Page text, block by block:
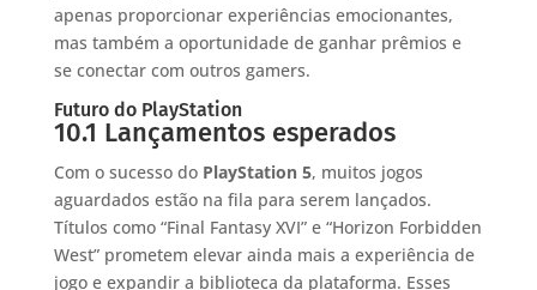
apenas proporcionar experiências emocionantes,
mas também a oportunidade de ganhar prêmios e
se conectar com outros gamers.
Futuro do PlayStation
10.1 Lançamentos esperados
Com o sucesso do PlayStation 5, muitos jogos
aguardados estão na fila para serem lançados.
Títulos como “Final Fantasy XVI” e “Horizon Forbidden
West” prometem elevar ainda mais a experiência de
jogo e expandir a biblioteca da plataforma. Esses